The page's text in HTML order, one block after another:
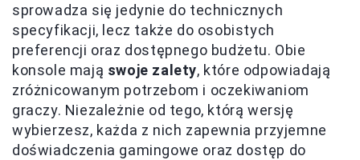
sprowadza się jedynie do technicznych
specyfikacji, lecz także do osobistych
preferencji oraz dostępnego budżetu. Obie
konsole mają swoje zalety, które odpowiadają
zróżnicowanym potrzebom i oczekiwaniom
graczy. Niezależnie od tego, którą wersję
wybierzesz, każda z nich zapewnia przyjemne
doświadczenia gamingowe oraz dostęp do